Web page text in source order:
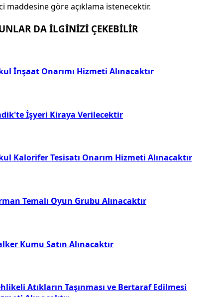
maddesine göre açıklama istenecektir.
DA İLGİNİZİ ÇEKEBİLİR
İnşaat Onarımı Hizmeti Alınacaktır
İşyeri Kiraya Verilecektir
Kalorifer Tesisatı Onarım Hizmeti Alınacaktır
Temalı Oyun Grubu Alınacaktır
Kumu Satın Alınacaktır
Atıkların Taşınması ve Bertaraf Edilmesi